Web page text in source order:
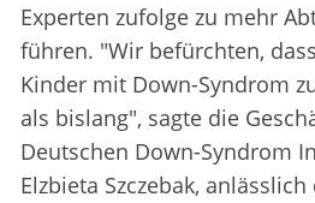
Experten zufolge zu mehr
führen. "Wir befürchten,
Kinder mit Down-Syndrom
als bislang", sagte die
Deutschen Down-Syndrom
Elzbieta Szczebak,